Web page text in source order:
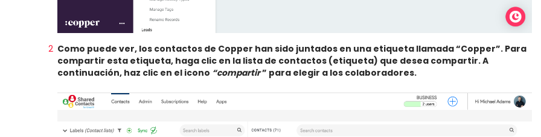
Como puede ver, los contactos de Copper han sido juntados en una etiqueta llamada “Copper”. Para
compartir esta etiqueta, haga clic en la lista de contactos (etiqueta) que desea compartir. A
continuación, haz clic en el icono “compartir” para elegir a los colaboradores.